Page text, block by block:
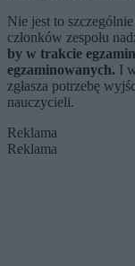
Nie jest to
członków zespołu
by w trakcie
egzaminowanych. I
zgłasza potrzebę
nauczycieli.
Reklama
Reklama